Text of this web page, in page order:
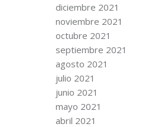
diciembre 2021
noviembre 2021
octubre 2021
septiembre 2021
agosto 2021
julio 2021
junio 2021
mayo 2021
abril 2021